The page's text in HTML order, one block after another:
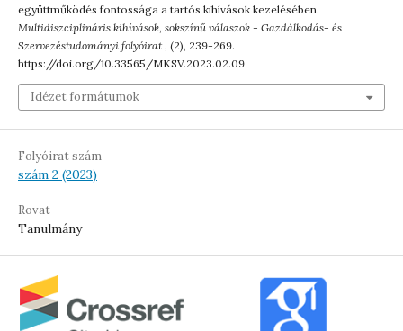
együttműködés fontossága a tartós kihívások kezelésében.
Multidiszciplináris kihívások, sokszínű válaszok - Gazdálkodás- és
Szervezéstudományi folyóirat, (2), 239-269.
https://doi.org/10.33565/MKSV.2023.02.09
Idézet formátumok
Folyóirat szám
szám 2 (2023)
Rovat
Tanulmány